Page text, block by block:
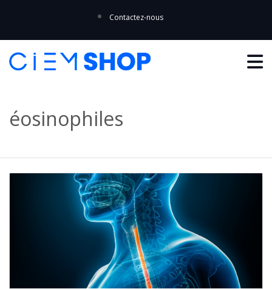
Contactez-nous
éosinophiles